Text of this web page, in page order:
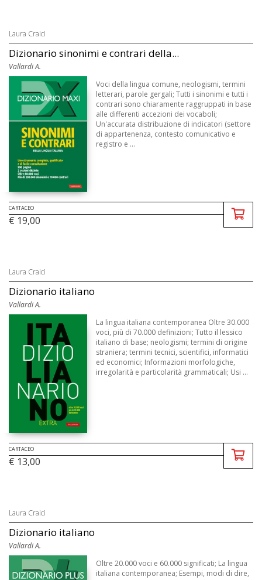
Laura Craici
Dizionario sinonimi e contrari della...
Vallardi A.
Voci della lingua comune, neologismi, termini
letterari, parole gergali; Tutti i sinonimi e tutti i
contrari sono chiaramente raggruppati in base
alle differenti accezioni dei vocaboli;
Un'accurata distribuzione di indicatori (settore
di appartenenza, contesto comunicativo e
registro e ...
CARTACEO
€ 19,00
Laura Craici
Dizionario italiano
Vallardi A.
La lingua italiana contemporanea Oltre 30.000
voci, più di 70.000 definizioni; Tutto il lessico
italiano di base; neologismi; termini di origine
straniera; termini tecnici, scientifici, informatici
ed economici; Informazioni morfologiche,
irregolarità e particolarità grammaticali; Usi ...
CARTACEO
€ 13,00
Laura Craici
Dizionario italiano
Vallardi A.
Oltre 20.000 voci e 60.000 significati; La lingua
italiana contemporanea; Esempi, modi di dire,